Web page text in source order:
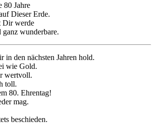
80 Jahre
Dieser Erde.
Dir werde
ganz wunderbare.
in den nächsten Jahren hold.
wie Gold.
wertvoll.
toll.
80. Ehrentag!
mag.
beschieden.